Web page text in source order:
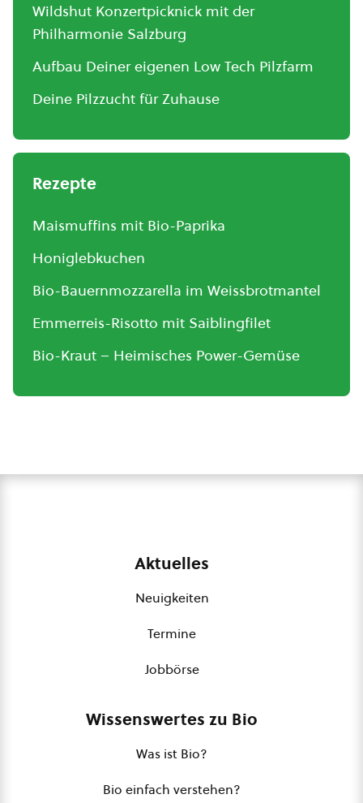
Wildshut Konzertpicknick mit der
Philharmonie Salzburg
Aufbau Deiner eigenen Low Tech Pilzfarm
Deine Pilzzucht für Zuhause
Rezepte
Maismuffins mit Bio-Paprika
Honiglebkuchen
Bio-Bauernmozzarella im Weissbrotmantel
Emmerreis-Risotto mit Saiblingfilet
Bio-Kraut – Heimisches Power-Gemüse
Aktuelles
Neuigkeiten
Termine
Jobbörse
Wissenswertes zu Bio
Was ist Bio?
Bio einfach verstehen?